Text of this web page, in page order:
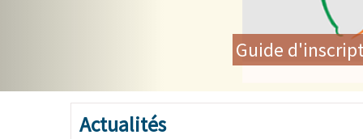
Les Ministres de la
communautaire et
Actualités